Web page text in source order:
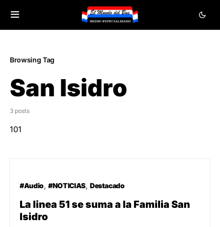
Browsing Tag
San Isidro
3 posts
101
#Audio #NOTICIAS Destacado
La linea 51 se suma a la Familia San
Isidro